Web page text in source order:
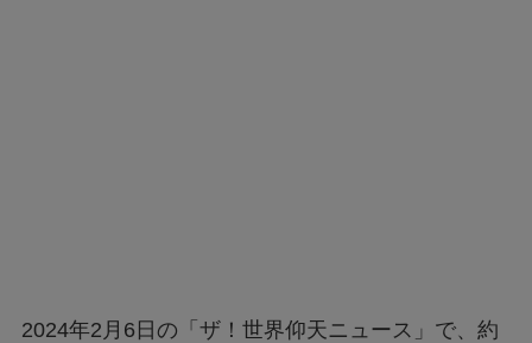
2024年2月6日の「ザ！世界仰天ニュース」で、約